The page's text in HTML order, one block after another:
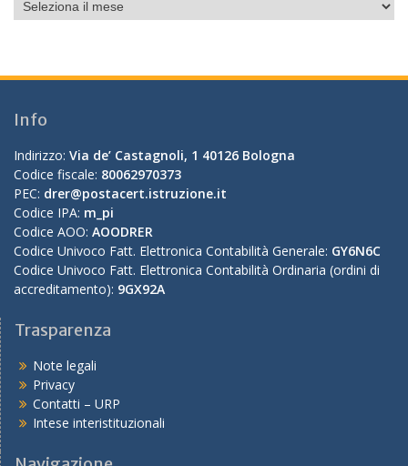
Info
Indirizzo: Via de’ Castagnoli, 1 40126 Bologna
Codice fiscale: 80062970373
PEC: drer@postacert.istruzione.it
Codice IPA: m_pi
Codice AOO: AOODRER
Codice Univoco Fatt. Elettronica Contabilità Generale: GY6N6C
Codice Univoco Fatt. Elettronica Contabilità Ordinaria (ordini di
accreditamento): 9GX92A
Trasparenza
Note legali
Privacy
Contatti – URP
Intese interistituzionali